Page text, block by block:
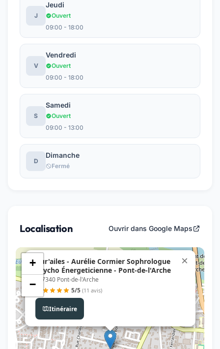
J
Jeudi
Ouvert
09:00 - 18:00
V
Vendredi
Ouvert
09:00 - 18:00
S
Samedi
Ouvert
09:00 - 13:00
D
Dimanche
Fermé
Localisation Ouvrir dans Google Maps
Aur'ailes - Aurélie Cormier Sophrologue
Psycho Énergeticienne - Pont-de-l'Arche
, 27340 Pont-de-l'Arche
5/5 (11 avis)
Itinéraire
×
+
−